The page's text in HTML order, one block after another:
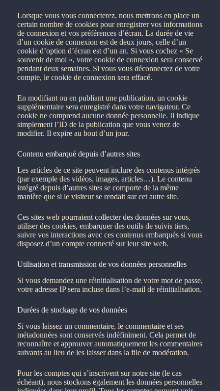
Lorsque vous vous connecterez, nous mettrons en place un
certain nombre de cookies pour enregistrer vos informations
de connexion et vos préférences d’écran. La durée de vie
d’un cookie de connexion est de deux jours, celle d’un
cookie d’option d’écran est d’un an. Si vous cochez « Se
souvenir de moi », votre cookie de connexion sera conservé
pendant deux semaines. Si vous vous déconnectez de votre
compte, le cookie de connexion sera effacé.
En modifiant ou en publiant une publication, un cookie
supplémentaire sera enregistré dans votre navigateur. Ce
cookie ne comprend aucune donnée personnelle. Il indique
simplement l’ID de la publication que vous venez de
modifier. Il expire au bout d’un jour.
Contenu embarqué depuis d’autres sites
Les articles de ce site peuvent inclure des contenus intégrés
(par exemple des vidéos, images, articles…). Le contenu
intégré depuis d’autres sites se comporte de la même
manière que si le visiteur se rendait sur cet autre site.
Ces sites web pourraient collecter des données sur vous,
utiliser des cookies, embarquer des outils de suivis tiers,
suivre vos interactions avec ces contenus embarqués si vous
disposez d’un compte connecté sur leur site web.
Utilisation et transmission de vos données personnelles
Si vous demandez une réinitialisation de votre mot de passe,
votre adresse IP sera incluse dans l’e-mail de réinitialisation.
Durées de stockage de vos données
Si vous laissez un commentaire, le commentaire et ses
métadonnées sont conservés indéfiniment. Cela permet de
reconnaître et approuver automatiquement les commentaires
suivants au lieu de les laisser dans la file de modération.
Pour les comptes qui s’inscrivent sur notre site (le cas
échéant), nous stockons également les données personnelles